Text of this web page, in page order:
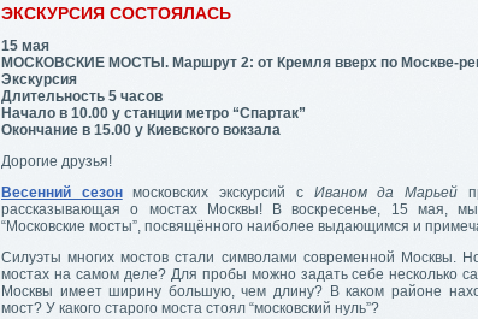
ЭКСКУРСИЯ СОСТОЯЛАСЬ
15 мая
МОСКОВСКИЕ МОСТЫ. Маршрут 2: от Кремля вверх по Москве-
Экскурсия
Длительность 5 часов
Начало в 10.00 у станции метро “Спартак”
Окончание в 15.00 у Киевского вокзала
Дорогие друзья!
Весенний сезонмосковских экскурсий с Иваном да Марьей
рассказывающая о мостах Москвы! В воскресенье, 15 мая,
“Московские мосты”, посвящённого наиболее выдающимся и
Силуэты многих мостов стали символами современной Москвы.
мостах на самом деле? Для пробы можно задать себе несколько
Москвы имеет ширину большую, чем длину? В каком районе
мост? У какого старого моста стоял “московский нуль”?